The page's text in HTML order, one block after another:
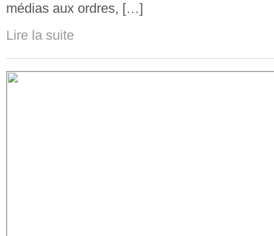
médias aux ordres, […]
Lire la suite